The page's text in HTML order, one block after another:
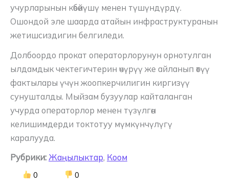
учурларынын көбөйүшү менен түшүндүрдү.
Ошондой эле шаарда атайын инфраструктуранын
жетишсиздигин белгиледи.
Долбоордо прокат операторлорунун орнотулган
ылдамдык чектегичтерин өчүрүү же айланып өтүү
фактылары үчүн жоопкерчилигин киргизүү
сунушталды. Мыйзам бузуулар кайталанган
учурда операторлор менен түзүлгөн
келишимдерди токтотуу мүмкүнчүлүгү
каралууда.
Рубрики: Жаңылыктар, Коом
0 0